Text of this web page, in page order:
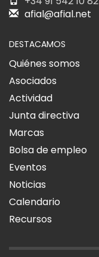
afial@afial.net
DESTACAMOS
Quiénes somos
Asociados
Actividad
Junta directiva
Marcas
Bolsa de empleo
Eventos
Noticias
Calendario
Recursos